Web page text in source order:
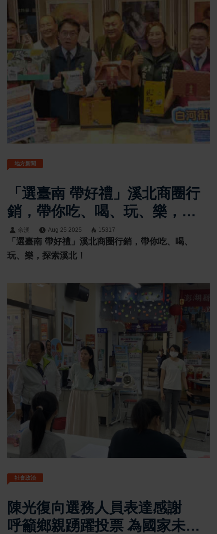
地方新聞
「選臺南 帶好禮」溪北商圈行
銷，帶你吃、喝、玩、樂，探
索溪北！
余溪 Aug 25 2025 15317
「選臺南 帶好禮」溪北商圈行銷，帶你吃、喝、
玩、樂，探索溪北！
社會政治
陳光復向選務人員表達感謝
呼籲鄉親踴躍投票 為國家未來